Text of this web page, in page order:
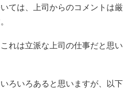
ては、上司からのコメントは厳
れは立派な上司の仕事だと思い
ろいろあると思いますが、以下